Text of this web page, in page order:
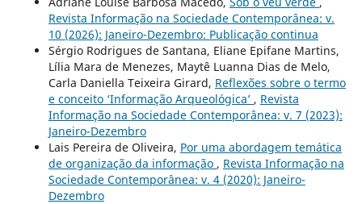
Revista Informação na Sociedade Contemporânea: v.
10 (2026): Janeiro-Dezembro: Publicação continua
Sérgio Rodrigues de Santana, Eliane Epifane Martins,
Lília Mara de Menezes, Maytê Luanna Dias de Melo,
Carla Daniella Teixeira Girard, Reflexões sobre o termo
e conceito ‘Informação Arqueológica’ , Revista
Informação na Sociedade Contemporânea: v. 7 (2023):
Janeiro-Dezembro
Lais Pereira de Oliveira, Por uma abordagem temática
de organização da informação , Revista Informação na
Sociedade Contemporânea: v. 4 (2020): Janeiro-
Dezembro